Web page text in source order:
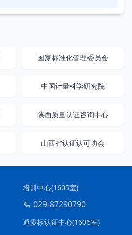
国家标准化管理委员会
中国计量科学研究院
陕西质量认证咨询中心
山西省认证认可协会
培训中心(1605室)
029-87290790
通质标认证中心(1606室)